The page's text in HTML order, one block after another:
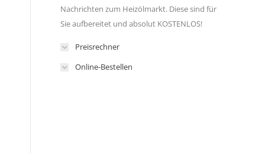
Nachrichten zum Heizölmarkt. Diese sind für
Sie aufbereitet und absolut KOSTENLOS!
Preisrechner
Online-Bestellen